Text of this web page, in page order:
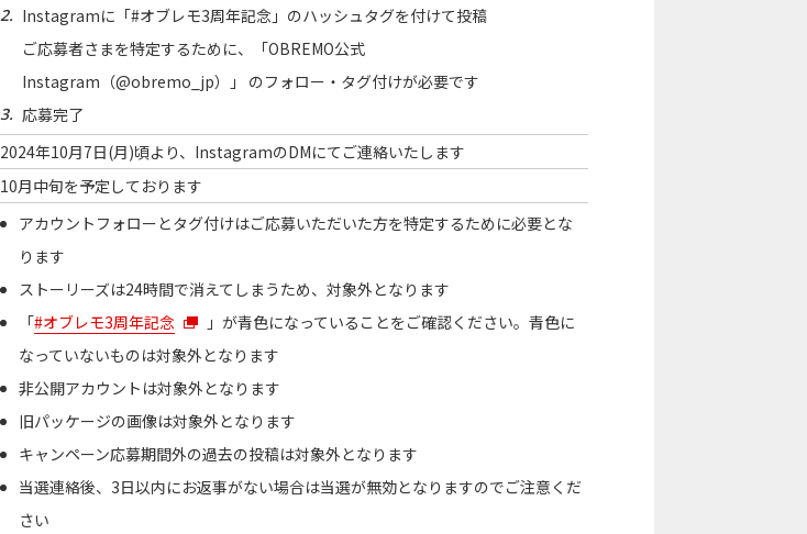
Instagramに「#オブレモ3周年記念」のハッシュタグを付けて投稿
ご応募者さまを特定するために、「OBREMO公式
Instagram（@obremo_jp）」 のフォロー・タグ付けが必要です
応募完了
2024年10月7日(月)頃より、InstagramのDMにてご連絡いたします
10月中旬を予定しております
アカウントフォローとタグ付けはご応募いただいた方を特定するために必要とな
ります
ストーリーズは24時間で消えてしまうため、対象外となります
「#オブレモ3周年記念
」が青色になっていることをご確認ください。青色に
なっていないものは対象外となります
非公開アカウントは対象外となります
旧パッケージの画像は対象外となります
キャンペーン応募期間外の過去の投稿は対象外となります
当選連絡後、3日以内にお返事がない場合は当選が無効となりますのでご注意くだ
さい